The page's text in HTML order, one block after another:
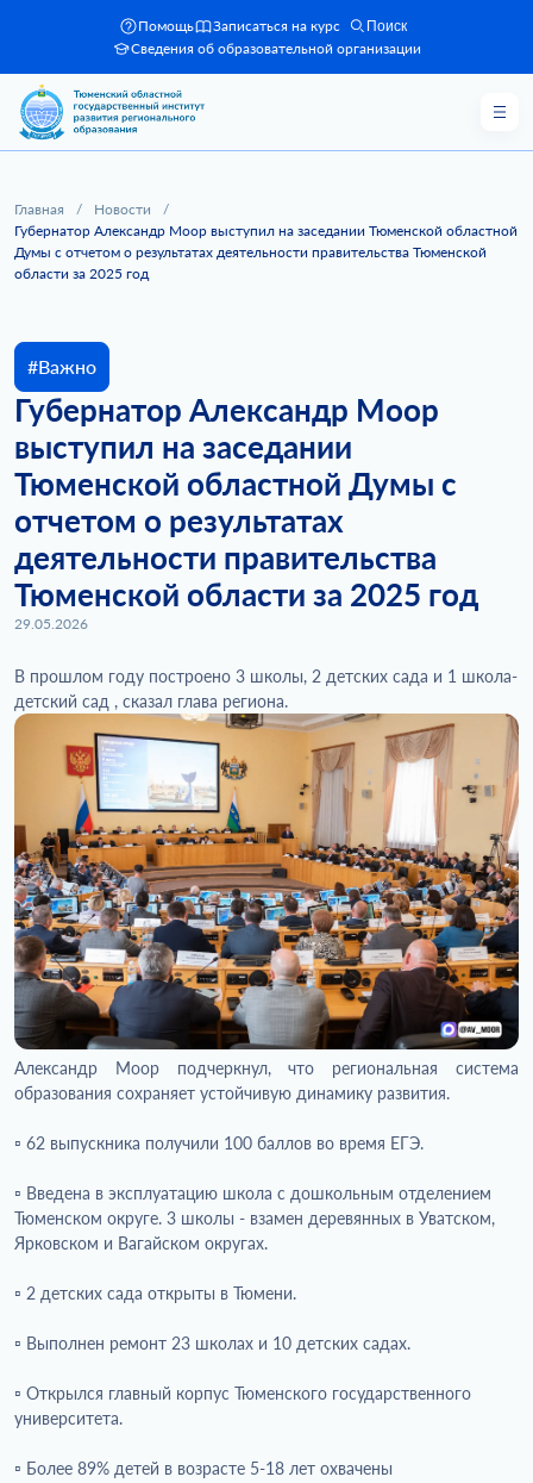
Помощь Записаться на курс Поиск
Сведения об образовательной организации
Главная / Новости
/
Губернатор Александр Моор выступил на заседании Тюменской областной
Думы с отчетом о результатах деятельности правительства Тюменской
области за 2025 год
#Важно
Губернатор Александр Моор
выступил на заседании
Тюменской областной Думы с
отчетом о результатах
деятельности правительства
Тюменской области за 2025 год
29.05.2026
В прошлом году построено 3 школы, 2 детских сада и 1 школа-
детский сад , сказал глава региона.
Александр Моор подчеркнул, что региональная система
образования сохраняет устойчивую динамику развития.
▫️ 62 выпускника получили 100 баллов во время ЕГЭ.
▫️ Введена в эксплуатацию школа с дошкольным отделением
Тюменском округе. 3 школы - взамен деревянных в Уватском,
Ярковском и Вагайском округах.
▫️ 2 детских сада открыты в Тюмени.
▫️ Выполнен ремонт 23 школах и 10 детских садах.
▫️ Открылся главный корпус Тюменского государственного
университета.
▫️ Более 89% детей в возрасте 5-18 лет охвачены